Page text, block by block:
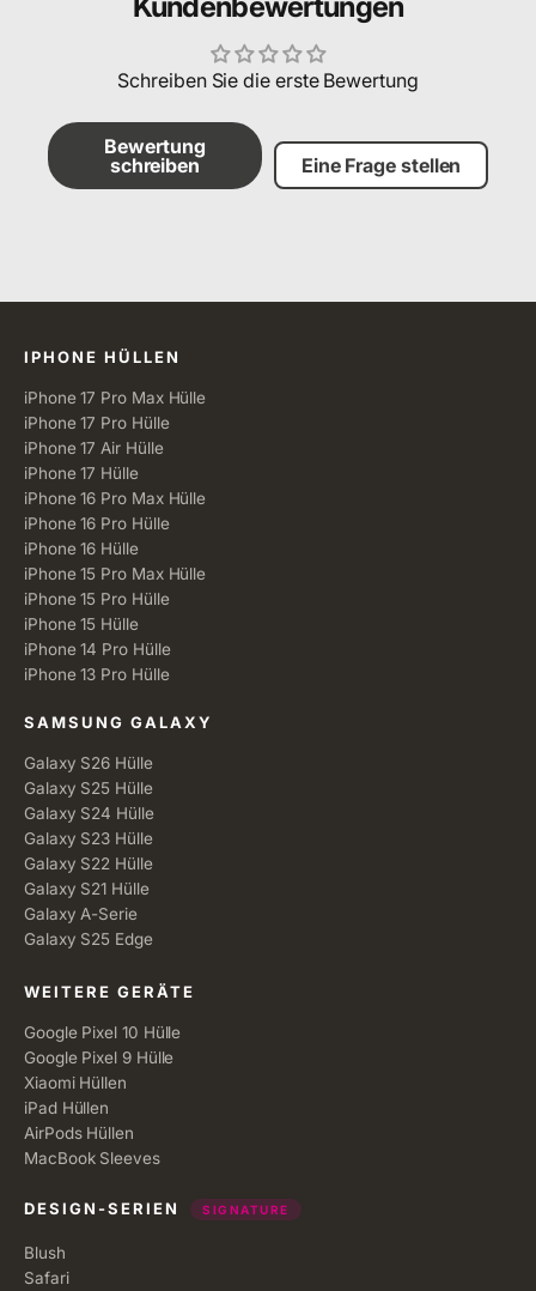
Schreiben Sie die erste Bewertung
Bewertung
schreiben
Eine Frage stellen
Alle Kategorien
IPHONE HÜLLEN
iPhone 17 Pro Max Hülle
iPhone 17 Pro Hülle
iPhone 17 Air Hülle
iPhone 17 Hülle
iPhone 16 Pro Max Hülle
iPhone 16 Pro Hülle
iPhone 16 Hülle
iPhone 15 Pro Max Hülle
iPhone 15 Pro Hülle
iPhone 15 Hülle
iPhone 14 Pro Hülle
iPhone 13 Pro Hülle
SAMSUNG GALAXY
Galaxy S26 Hülle
Galaxy S25 Hülle
Galaxy S24 Hülle
Galaxy S23 Hülle
Galaxy S22 Hülle
Galaxy S21 Hülle
Galaxy A-Serie
Galaxy S25 Edge
WEITERE GERÄTE
Google Pixel 10 Hülle
Google Pixel 9 Hülle
Xiaomi Hüllen
iPad Hüllen
AirPods Hüllen
MacBook Sleeves
DESIGN-SERIEN SIGNATURE
Blush
Safari